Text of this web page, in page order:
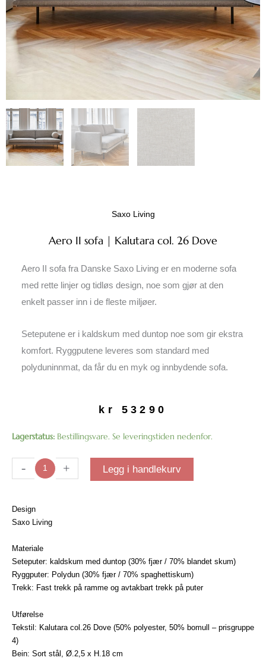
Saxo Living
Aero II sofa | Kalutara col. 26 Dove
Aero II sofa fra Danske Saxo Living er en moderne sofa
med rette linjer og tidløs design, noe som gjør at den
enkelt passer inn i de fleste miljøer.
Seteputene er i kaldskum med duntop noe som gir ekstra
komfort. Ryggputene leveres som standard med
polyduninnmat, da får du en myk og innbydende sofa.
kr 53290
Lagerstatus: Bestillingsvare. Se leveringstiden nedenfor.
-
Aero
| Kalutara
Dove
antall
+ Legg i handlekurv
Design
Saxo Living
Materiale
Seteputer: kaldskum med duntop (30% fjær / 70% blandet skum)
Ryggputer: Polydun (30% fjær / 70% spaghettiskum)
Trekk: Fast trekk på ramme og avtakbart trekk på puter
Utførelse
Tekstil: Kalutara col.26 Dove (50% polyester, 50% bomull – prisgruppe
4)
Bein: Sort stål, Ø.2,5 x H.18 cm